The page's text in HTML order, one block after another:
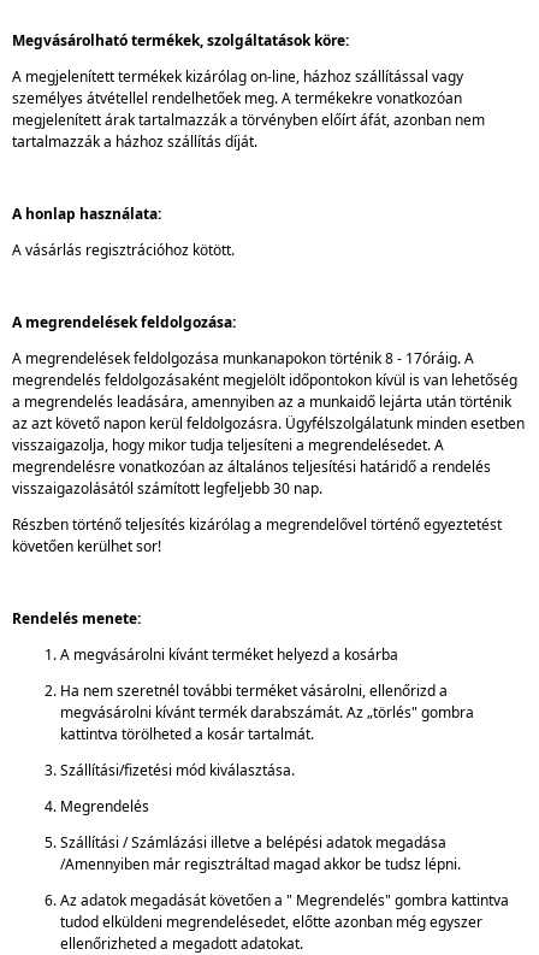
Megvásárolható termékek, szolgáltatások köre:
A megjelenített termékek kizárólag on-line, házhoz szállítással vagy
személyes átvétellel rendelhetőek meg. A termékekre vonatkozóan
megjelenített árak tartalmazzák a törvényben előírt áfát, azonban nem
tartalmazzák a házhoz szállítás díját.
A honlap használata:
A vásárlás regisztrációhoz kötött.
A megrendelések feldolgozása:
A megrendelések feldolgozása munkanapokon történik 8 - 17óráig. A
megrendelés feldolgozásaként megjelölt időpontokon kívül is van lehetőség
a megrendelés leadására, amennyiben az a munkaidő lejárta után történik
az azt követő napon kerül feldolgozásra. Ügyfélszolgálatunk minden esetben
visszaigazolja, hogy mikor tudja teljesíteni a megrendelésedet. A
megrendelésre vonatkozóan az általános teljesítési határidő a rendelés
visszaigazolásától számított legfeljebb 30 nap.
Részben történő teljesítés kizárólag a megrendelővel történő egyeztetést
követően kerülhet sor!
Rendelés menete:
A megvásárolni kívánt terméket helyezd a kosárba
Ha nem szeretnél további terméket vásárolni, ellenőrizd a
megvásárolni kívánt termék darabszámát. Az „törlés" gombra
kattintva törölheted a kosár tartalmát.
Szállítási/fizetési mód kiválasztása.
Megrendelés
Szállítási / Számlázási illetve a belépési adatok megadása
/Amennyiben már regisztráltad magad akkor be tudsz lépni.
Az adatok megadását követően a " Megrendelés" gombra kattintva
tudod elküldeni megrendelésedet, előtte azonban még egyszer
ellenőrizheted a megadott adatokat.